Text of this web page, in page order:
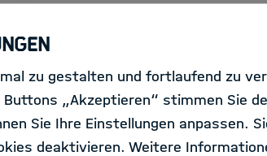
Jülich
zu gestalten und fortlaufend zu
„Akzeptieren“ stimmen Sie
Sie Ihre Einstellungen anpassen.
deaktivieren. Weitere